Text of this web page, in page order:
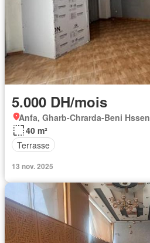
5.000 DH/mois
Anfa, Gharb-Chrarda-Beni Hssen
40 m²
Terrasse
13 nov. 2025